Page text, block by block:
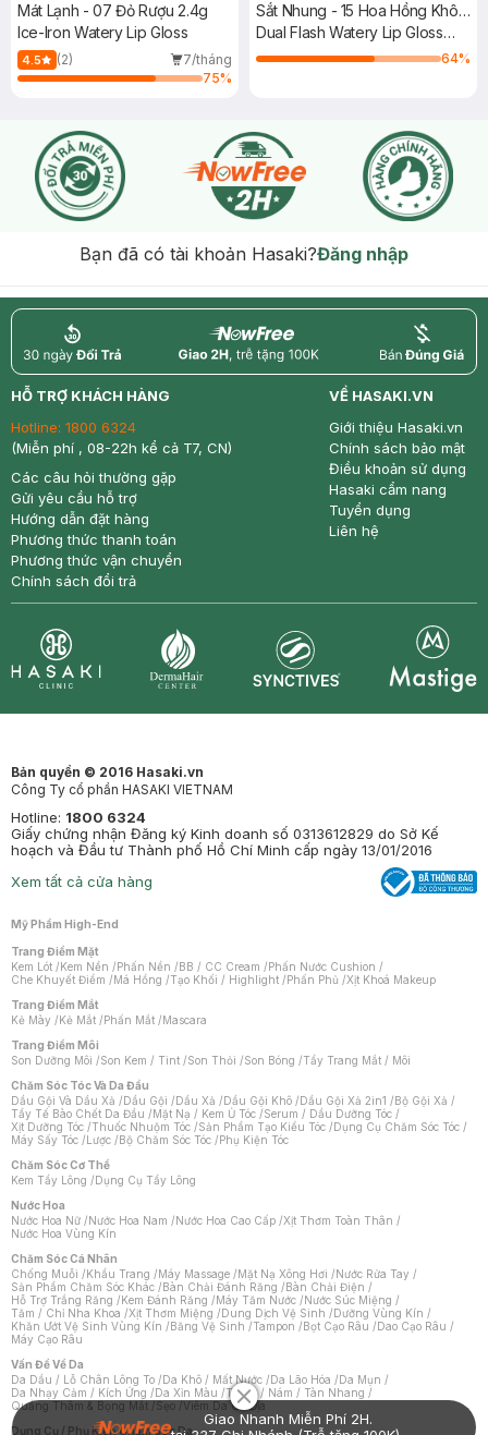
Mát Lạnh - 07 Đỏ Rượu 2.4g
Ice-Iron Watery Lip Gloss
4.5 (2)
7/tháng
75%
Sắt Nhung - 15 Hoa Hồng Khô
2.4g
Dual Flash Watery Lip Gloss
#Sundae Pink
64%
Giao Nhanh Miễn Phí 2H.
Bạn đã có tài khoản Hasaki?Đăng nhập
return nowfree price
HỖ TRỢ KHÁCH HÀNG
Hotline: 1800 6324
(Miễn phí , 08-22h kể cả T7, CN)
Các câu hỏi thường gặp
Gửi yêu cầu hỗ trợ
Hướng dẫn đặt hàng
Phương thức thanh toán
Phương thức vận chuyển
Chính sách đổi trả
VỀ HASAKI.VN
Giới thiệu Hasaki.vn
Chính sách bảo mật
Điều khoản sử dụng
Hasaki cẩm nang
Tuyển dụng
Liên hệ
Bản quyền © 2016 Hasaki.vn
Công Ty cổ phần HASAKI VIETNAM
Hotline: 1800 6324
Giấy chứng nhận Đăng ký Kinh doanh số 0313612829 do Sở Kế
hoạch và Đầu tư Thành phố Hồ Chí Minh cấp ngày 13/01/2016
Xem tất cả cửa hàng
Mỹ Phẩm High-End
Trang Điểm Mặt
Kem Lót /Kem Nền /Phấn Nền /BB / CC Cream /Phấn Nước Cushion /
Che Khuyết Điểm /Má Hồng /Tạo Khối / Highlight /Phấn Phủ /Xịt Khoá Makeup
Trang Điểm Mắt
Kẻ Mày /Kẻ Mắt /Phấn Mắt /Mascara
Trang Điểm Môi
Son Dưỡng Môi /Son Kem / Tint /Son Thỏi /Son Bóng /Tẩy Trang Mắt / Môi
Chăm Sóc Tóc Và Da Đầu
Dầu Gội Và Dầu Xả /Dầu Gội /Dầu Xả /Dầu Gội Khô /Dầu Gội Xả 2in1 /Bộ Gội Xả /
Tẩy Tế Bào Chết Da Đầu /Mặt Nạ / Kem Ủ Tóc /Serum / Dầu Dưỡng Tóc /
Xịt Dưỡng Tóc /Thuốc Nhuộm Tóc /Sản Phẩm Tạo Kiểu Tóc /Dụng Cụ Chăm Sóc Tóc /
Máy Sấy Tóc /Lược /Bộ Chăm Sóc Tóc /Phụ Kiện Tóc
Chăm Sóc Cơ Thể
Kem Tẩy Lông /Dụng Cụ Tẩy Lông
Nước Hoa
Nước Hoa Nữ /Nước Hoa Nam /Nước Hoa Cao Cấp /Xịt Thơm Toàn Thân /
Nước Hoa Vùng Kín
Chăm Sóc Cá Nhân
Chống Muỗi /Khẩu Trang /Máy Massage /Mặt Nạ Xông Hơi /Nước Rửa Tay /
Sản Phẩm Chăm Sóc Khác /Bàn Chải Đánh Răng /Bàn Chải Điện /
Hỗ Trợ Trắng Răng /Kem Đánh Răng /Máy Tăm Nước /Nước Súc Miệng /
Tăm / Chỉ Nha Khoa /Xịt Thơm Miệng /Dung Dịch Vệ Sinh /Dưỡng Vùng Kín /
Khăn Ướt Vệ Sinh Vùng Kín /Băng Vệ Sinh /Tampon /Bọt Cạo Râu /Dao Cạo Râu /
Máy Cạo Râu
Vấn Đề Về Da
Da Dầu / Lỗ Chân Lông To /Da Khô / Mất Nước /Da Lão Hóa /Da Mụn /
Da Nhạy Cảm / Kích Ứng /Da Xỉn Màu /Thâm / Nám / Tàn Nhang /
Quầng Thâm & Bọng Mắt /Sẹo /Viêm Da Cơ Địa
Dụng Cụ / Phụ Kiện Chăm Sóc Da